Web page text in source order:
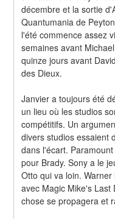
décembre et la sortie
Quantumania de
l'été commence assez
semaines avant
quinze jours avant
des Dieux.
Janvier a toujours été
un lieu où les studios
compétitifs. Un
divers studios essaient
dans l'écart.
pour Brady. Sony a le
Otto qui va loin.
avec Magic Mike's
chose se propagera et